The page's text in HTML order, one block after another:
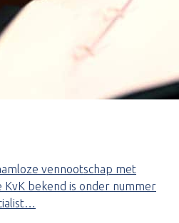
vennootschap met
bekend is onder nummer